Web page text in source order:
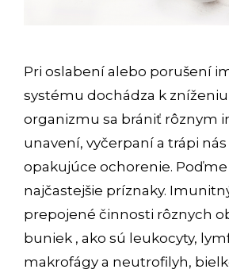
Pri oslabení alebo porušení
systému dochádza k
organizmu sa brániť rôznym
unavení, vyčerpaní a trápi nás
opakujúce ochorenie. Poďme
najčastejšie príznaky.
prepojené činnosti rôznych
buniek , ako sú leukocyty,
makrofágy a neutrofilyh,